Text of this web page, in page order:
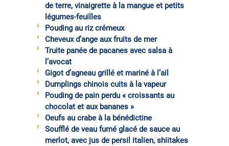
de terre, vinaigrette à la mangue et petits
légumes-feuilles
Pouding au riz crémeux
Cheveux d’ange aux fruits de mer
Truite panée de pacanes avec salsa à
l’avocat
Gigot d’agneau grillé et mariné à l’ail
Dumplings chinois cuits à la vapeur
Pouding de pain perdu « croissants au
chocolat et aux bananes »
Oeufs au crabe à la bénédictine
Soufflé de veau fumé glacé de sauce au
merlot, avec jus de persil italien, shiitakes